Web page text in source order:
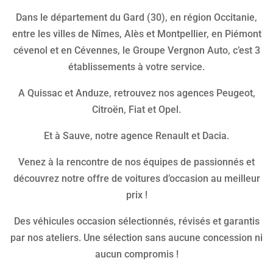
Dans le département du Gard (30), en région Occitanie,
entre les villes de Nîmes, Alès et Montpellier, en Piémont
cévenol et en Cévennes, le Groupe Vergnon Auto, c’est 3
établissements à votre service.
A Quissac et Anduze, retrouvez nos agences Peugeot,
Citroën, Fiat et Opel.
Et à Sauve, notre agence Renault et Dacia.
Venez à la rencontre de nos équipes de passionnés et
découvrez notre offre de voitures d’occasion au meilleur
prix !
Des véhicules occasion sélectionnés, révisés et garantis
par nos ateliers. Une sélection sans aucune concession ni
aucun compromis !